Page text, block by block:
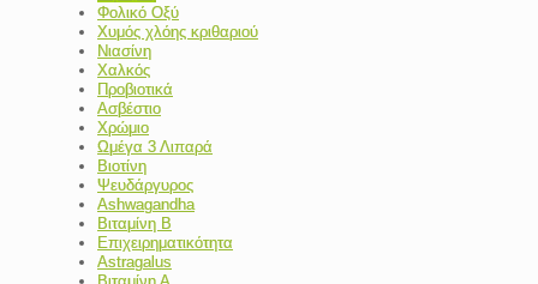
Φολικό Οξύ
Χυμός χλόης κριθαριού
Νιασίνη
Χαλκός
Προβιοτικά
Ασβέστιο
Χρώμιο
Ωμέγα 3 Λιπαρά
Βιοτίνη
Ψευδάργυρος
Ashwagandha
Βιταμίνη B
Επιχειρηματικότητα
Astragalus